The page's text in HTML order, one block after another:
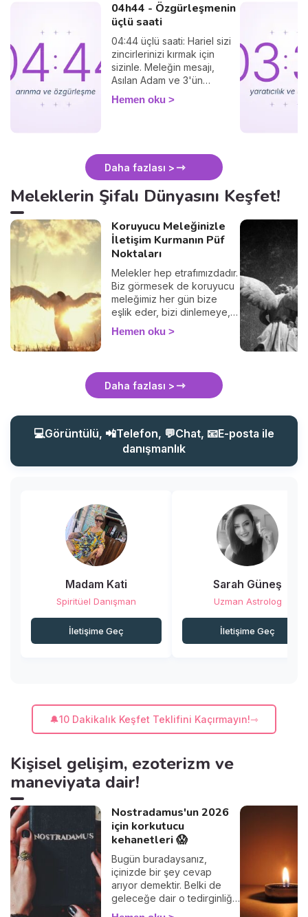
04h44 - Özgürleşmenin
üçlü saati
04:44 üçlü saati: Hariel sizi
zincirlerinizi kırmak için
sizinle. Meleğin mesajı,
Asılan Adam ve 3'ün
titreşimi.
Hemen oku
Daha fazlası >
Meleklerin Şifalı Dünyasını Keşfet!
Koruyucu Meleğinizle
İletişim Kurmanın Püf
Noktaları
Melekler hep etrafımızdadır.
Biz görmesek de koruyucu
meleğimiz her gün bize
eşlik eder, bizi dinlemeye,
teselli etmeye ve ona
seslenmeyi bilirsek
iletişim kurmanın püf
Hemen oku
Daha fazlası >
💻Görüntülü, 📲Telefon, 💬Chat, 📧E-posta ile
danışmanlık
Madam Kati
Spiritüel Danışman
İletişime Geç
Sarah Güneş
Uzman Astrolog
İletişime Geç
🔔10 Dakikalık Keşfet Teklifini Kaçırmayın!
Kişisel gelişim, ezoterizm ve
maneviyata dair!
Nostradamus'un 2026
için korkutucu
kehanetleri 😱
Bugün buradaysanız,
içinizde bir şey cevap
arıyor demektir. Belki de
geleceğe dair o tedirginliği
hissediyorsunuz, 2026'da